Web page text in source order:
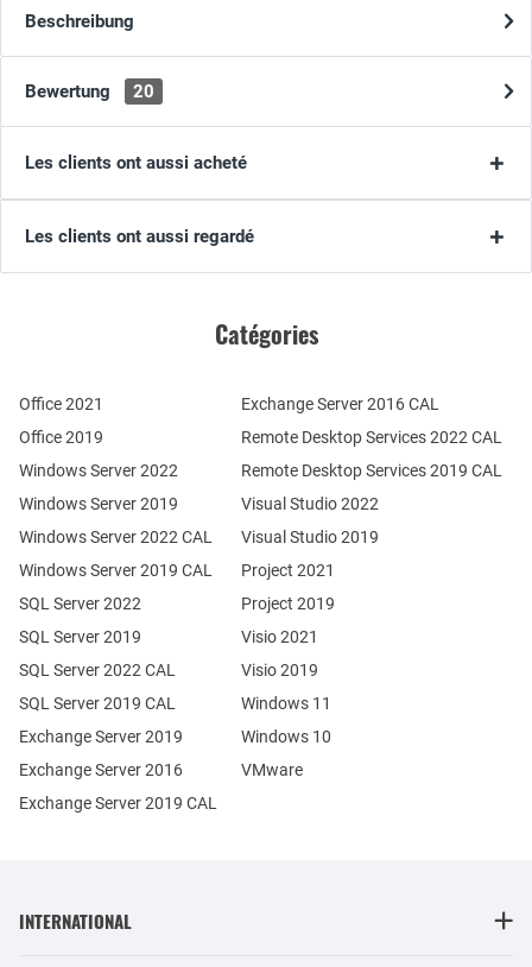
Beschreibung
Bewertung 20
Les clients ont aussi acheté
Les clients ont aussi regardé
Catégories
Office 2021
Office 2019
Windows Server 2022
Windows Server 2019
Exchange Server 2019
Exchange Server 2016
SQL Server 2022
SQL Server 2019
Windows Server 2022 CAL
Windows Server 2019 CAL
SQL Server 2022 CAL
SQL Server 2019 CAL
Remote Desktop Services 2022 CAL
Remote Desktop Services 2019 CAL
Exchange Server 2019 CAL
Exchange Server 2016 CAL
Visual Studio 2022
Visual Studio 2019
Project 2021
Project 2019
Visio 2021
Visio 2019
Windows 11
Windows 10
VMware
INTERNATIONAL